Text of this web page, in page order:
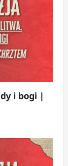
i bogi |